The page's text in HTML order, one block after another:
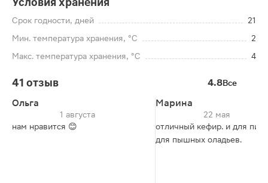
Срок годности, дней
21
Мин. температура хранения, °C
2
Макс. температура хранения, °C
4
41 отзыв 4.8Все
Ольга
1 августа
нам нравится 😊
Марина
22 мая
отличный кефир. и для
для пышных оладьев.